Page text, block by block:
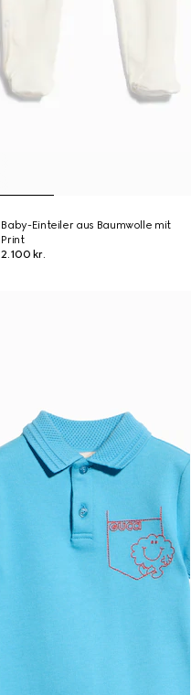
Baby-Einteiler aus Baumwolle mit
Print
2.100 kr.